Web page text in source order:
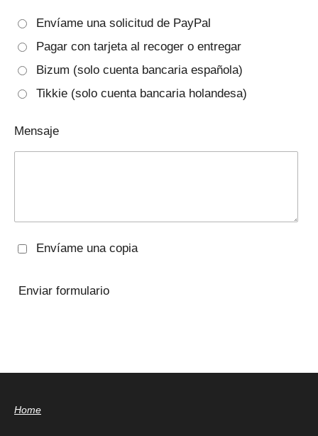
Envíame una solicitud de PayPal
Pagar con tarjeta al recoger o entregar
Bizum (solo cuenta bancaria española)
Tikkie (solo cuenta bancaria holandesa)
Mensaje
Envíame una copia
Enviar formulario
Home